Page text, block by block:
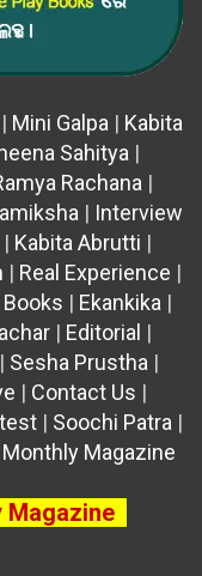
| Mini Galpa | Kabita
Sahitya |
Rachana |
| Interview
| Kabita Abrutti |
| Real Experience |
Books | Ekankika |
| Editorial |
| Sesha Prustha |
| Contact Us |
| Soochi Patra |
Monthly Magazine
Magazine